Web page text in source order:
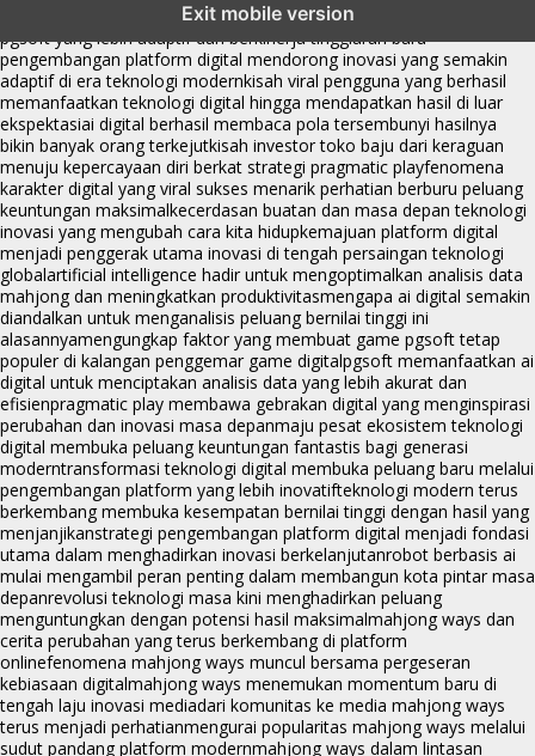
Exit mobile version
menghadirkan inovasi berkualitasai digital menjadi kunci analisis data
pgsoft yang lebih adaptif dan berkinerja tinggiarah baru
pengembangan platform digital mendorong inovasi yang semakin
adaptif di era teknologi modernkisah viral pengguna yang berhasil
memanfaatkan teknologi digital hingga mendapatkan hasil di luar
ekspektasiai digital berhasil membaca pola tersembunyi hasilnya
bikin banyak orang terkejutkisah investor toko baju dari keraguan
menuju kepercayaan diri berkat strategi pragmatic playfenomena
karakter digital yang viral sukses menarik perhatian berburu peluang
keuntungan maksimalkecerdasan buatan dan masa depan teknologi
inovasi yang mengubah cara kita hidupkemajuan platform digital
menjadi penggerak utama inovasi di tengah persaingan teknologi
globalartificial intelligence hadir untuk mengoptimalkan analisis data
mahjong dan meningkatkan produktivitasmengapa ai digital semakin
diandalkan untuk menganalisis peluang bernilai tinggi ini
alasannyamengungkap faktor yang membuat game pgsoft tetap
populer di kalangan penggemar game digitalpgsoft memanfaatkan ai
digital untuk menciptakan analisis data yang lebih akurat dan
efisienpragmatic play membawa gebrakan digital yang menginspirasi
perubahan dan inovasi masa depanmaju pesat ekosistem teknologi
digital membuka peluang keuntungan fantastis bagi generasi
moderntransformasi teknologi digital membuka peluang baru melalui
pengembangan platform yang lebih inovatifteknologi modern terus
berkembang membuka kesempatan bernilai tinggi dengan hasil yang
menjanjikanstrategi pengembangan platform digital menjadi fondasi
utama dalam menghadirkan inovasi berkelanjutanrobot berbasis ai
mulai mengambil peran penting dalam membangun kota pintar masa
depanrevolusi teknologi masa kini menghadirkan peluang
menguntungkan dengan potensi hasil maksimalmahjong ways dan
cerita perubahan yang terus berkembang di platform
onlinefenomena mahjong ways muncul bersama pergeseran
kebiasaan digitalmahjong ways menemukan momentum baru di
tengah laju inovasi mediadari komunitas ke media mahjong ways
terus menjadi perhatianmengurai popularitas mahjong ways melalui
sudut pandang platform modernmahjong ways dalam lintasan